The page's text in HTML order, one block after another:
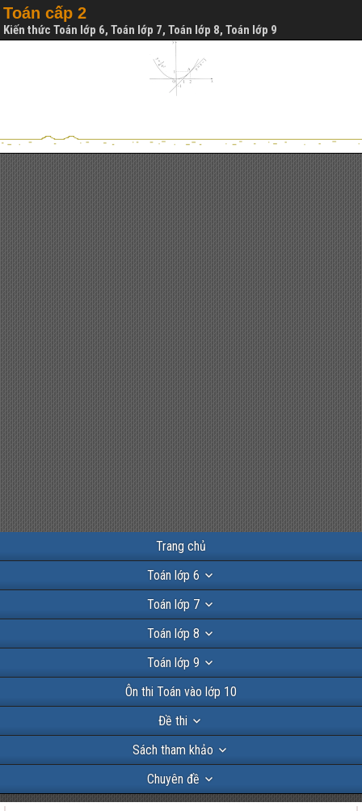
Toán cấp 2
Kiến thức Toán lớp 6, Toán lớp 7, Toán lớp 8, Toán lớp 9
Trang chủ
Toán lớp 6
Toán lớp 7
Toán lớp 8
Toán lớp 9
Ôn thi Toán vào lớp 10
Đề thi
Sách tham khảo
Chuyên đề